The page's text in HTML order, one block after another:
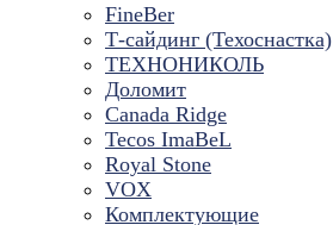
FineBer
Т-сайдинг (Техоснастка)
ТЕХНОНИКОЛЬ
Доломит
Canada Ridge
Tecos ImaBeL
Royal Stone
VOX
Комплектующие